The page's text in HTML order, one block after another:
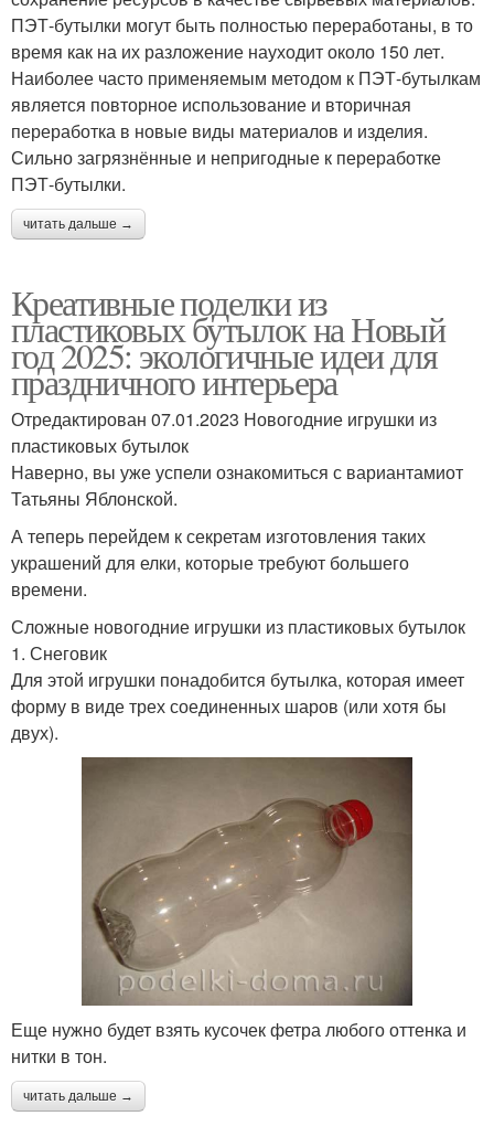
ПЭТ-бутылки могут быть полностью переработаны, в то
время как на их разложение науходит около 150 лет.
Наиболее часто применяемым методом к ПЭТ-бутылкам
является повторное использование и вторичная
переработка в новые виды материалов и изделия.
Сильно загрязнённые и непригодные к переработке
ПЭТ-бутылки.
читать дальше →
Креативные поделки из
пластиковых бутылок на Новый
год 2025: экологичные идеи для
праздничного интерьера
Отредактирован 07.01.2023 Новогодние игрушки из
пластиковых бутылок
Наверно, вы уже успели ознакомиться с вариантамиот
Татьяны Яблонской.
А теперь перейдем к секретам изготовления таких
украшений для елки, которые требуют большего
времени.
Сложные новогодние игрушки из пластиковых бутылок
1. Снеговик
Для этой игрушки понадобится бутылка, которая имеет
форму в виде трех соединенных шаров (или хотя бы
двух).
Еще нужно будет взять кусочек фетра любого оттенка и
нитки в тон.
читать дальше →